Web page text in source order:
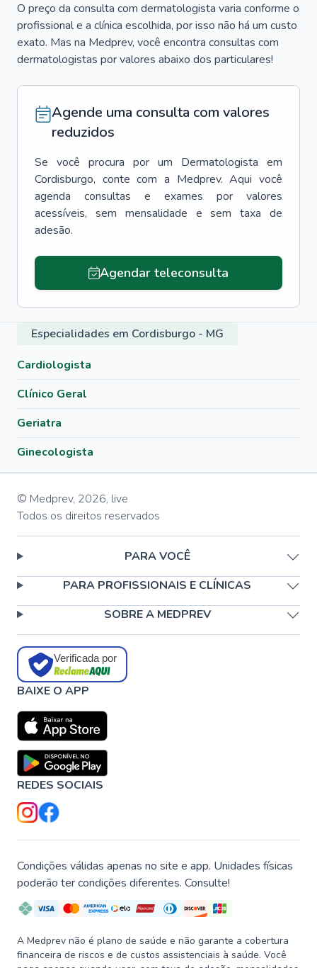
O preço da consulta com dermatologista varia conforme o
profissional e a clínica escolhida, por isso não há um custo
exato. Mas na Medprev, você encontra consultas com
dermatologistas por valores abaixo dos particulares!
Agende uma consulta com valores
reduzidos
Se você procura por um Dermatologista em
Cordisburgo, conte com a Medprev. Aqui você
agenda consultas e exames por valores
acessíveis, sem mensalidade e sem taxa de
adesão.
Agendar teleconsulta
Especialidades em Cordisburgo - MG
Cardiologista
Clínico Geral
Geriatra
Ginecologista
© Medprev, 2026, live
Todos os direitos reservados
PARA VOCÊ
PARA PROFISSIONAIS E CLÍNICAS
SOBRE A MEDPREV
Verificada por
BAIXE O APP
REDES SOCIAIS
Condições válidas apenas no site e app. Unidades físicas
poderão ter condições diferentes. Consulte!
A Medprev não é plano de saúde e não garante a cobertura
financeira de riscos e de custos assistenciais à saúde. Você